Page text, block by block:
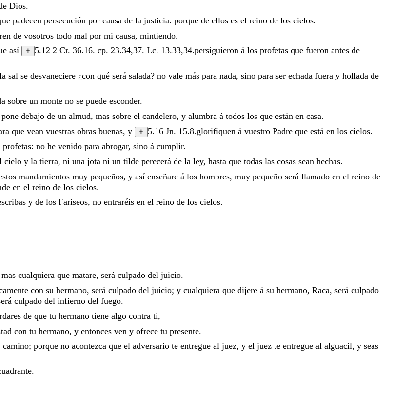
Dios.
padecen persecución por causa de la justicia: porque de ellos es el reino de los cielos.
de vosotros todo mal por mi causa, mintiendo.
así ✝ 5.12 2 Cr. 36.16. cp. 23.34,37. Lc. 13.33,34.persiguieron á los profetas que fueron antes de
la sal se desvaneciere ¿con qué será salada? no vale más para nada, sino para ser echada fuera y hollada de
sobre un monte no se puede esconder.
pone debajo de un almud, mas sobre el candelero, y alumbra á todos los que están en casa.
que vean vuestras obras buenas, y ✝ 5.16 Jn. 15.8.glorifiquen á vuestro Padre que está en los cielos.
profetas: no he venido para abrogar, sino á cumplir.
cielo y la tierra, ni una jota ni un tilde perecerá de la ley, hasta que todas las cosas sean hechas.
mandamientos muy pequeños, y así enseñare á los hombres, muy pequeño será llamado en el reino de
en el reino de los cielos.
y de los Fariseos, no entraréis en el reino de los cielos.
mas cualquiera que matare, será culpado del juicio.
con su hermano, será culpado del juicio; y cualquiera que dijere á su hermano, Raca, será culpado
culpado del infierno del fuego.
de que tu hermano tiene algo contra ti,
con tu hermano, y entonces ven y ofrece tu presente.
camino; porque no acontezca que el adversario te entregue al juez, y el juez te entregue al alguacil, y seas
.